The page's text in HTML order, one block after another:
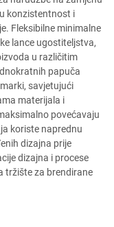
konzistentnost i
Fleksibilne minimalne
lance ugostiteljstva,
u različitim
papuča
savjetujući
materijala i
povećavaju
koriste naprednu
dizajna prije
dizajna i procese
tržište za brendirane